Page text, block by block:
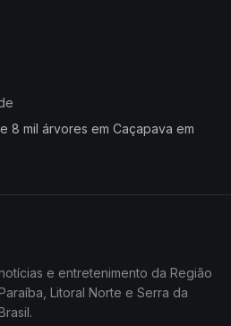
8 mil árvores em Caçapava em
e entretenimento da Região
Litoral Norte e Serra da